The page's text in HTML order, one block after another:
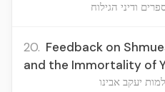
ודיני הגילוח
20. Feedback on
and the Immortality of
יעקב אבינו